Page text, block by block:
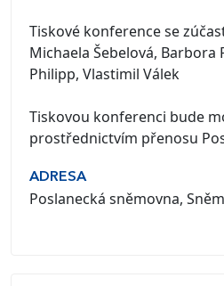
Tiskové konference se
Michaela Šebelová, Barbora
Philipp, Vlastimil Válek
Tiskovou konferenci bude
prostřednictvím přenosu
ADRESA
Poslanecká sněmovna,